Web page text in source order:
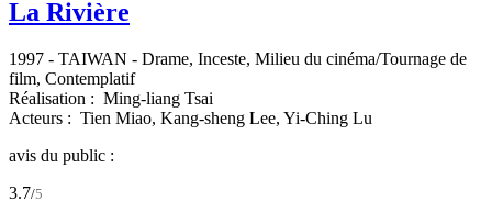
La Rivière
1997 - TAIWAN - Drame, Inceste, Milieu du cinéma/Tournage de
film, Contemplatif
Réalisation : Ming-liang Tsai
Acteurs : Tien Miao, Kang-sheng Lee, Yi-Ching Lu
avis du public :
3.7/5